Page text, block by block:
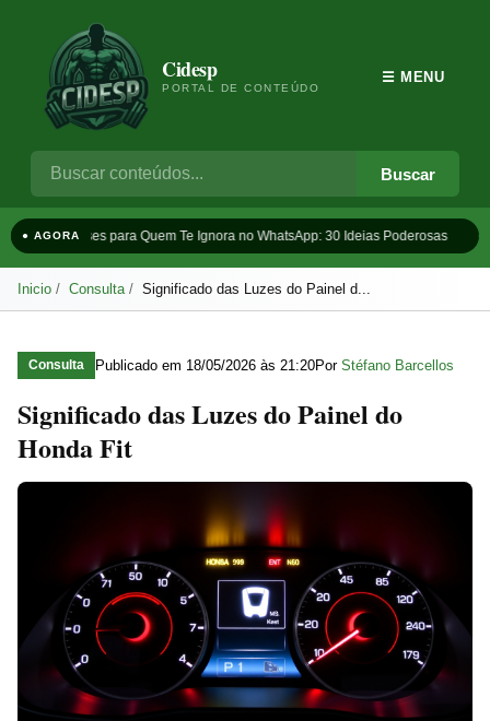
Cidesp
PORTAL DE CONTEÚDO
Buscar
☰ MENU
● AGORAFrases para Quem Te Ignora no WhatsApp: 30 Ideias Poderosas
Inicio Consulta Significado das Luzes do Painel d...
Consulta Publicado em 18/05/2026 às 21:20Por Stéfano Barcellos
Significado das Luzes do Painel do
Honda Fit